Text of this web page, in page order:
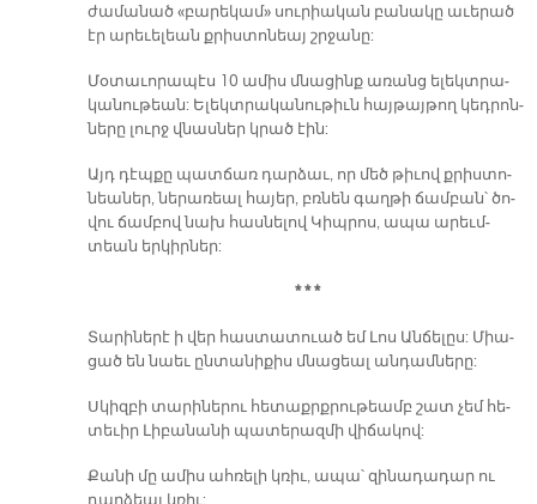
ժա­մա­նած «բա­րե­կամ» սու­րիա­կան բա­նա­կը ա­ւե­րած
էր ա­րե­ւե­լեան քրիս­տո­նեայ շրջա­նը:
Մօ­տա­ւո­րա­պէս 10 ա­միս մնա­ցինք ա­ռանց ե­լեկտ­րա­
կա­նու­թեան: Ե­լեկտ­րա­կա­նու­թիւն հայ­թայ­թող կեդ­րոն­
նե­րը լուրջ վնաս­ներ կրած էին:
Այդ դէպ­քը պատ­ճառ դար­ձաւ, որ մեծ թի­ւով քրիս­տո­
նեա­ներ, նե­րա­ռեալ հա­յեր, բռնեն գաղ­թի ճամ­բան՝ ծո­
վու ճամ­բով նախ հաս­նե­լով Կիպ­րոս, ա­պա ա­րեւմ­
տեան եր­կիր­ներ:
* * *
Տա­րի­նե­րէ ի վեր հաս­տա­տուած եմ Լոս Ան­ճե­լըս: Միա­
ցած են նաեւ ըն­տա­նի­քիս մնա­ցեալ ան­դամ­նե­րը:
Սկիզ­բի տա­րի­նե­րու հե­տաքրք­րու­թեամբ շատ չեմ հե­
տե­ւիր Լի­բա­նա­նի պա­տե­րազ­մի վի­ճա­կով:
Քա­նի մը ա­միս ահ­ռե­լի կռիւ, ա­պա՝ զի­նա­դա­դար ու